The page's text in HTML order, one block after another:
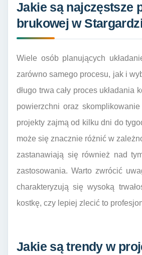
Jakie są najczęstsze
brukowej w
Wiele osób planujących
zarówno samego procesu, jak i
długo trwa cały proces
powierzchni oraz
projekty zajmą od kilku dni do
może się znacznie różnić w
zastanawiają się również nad
zastosowania. Warto zwrócić
charakteryzują się wysoką
kostkę, czy lepiej zlecić to
Jakie są trendy w